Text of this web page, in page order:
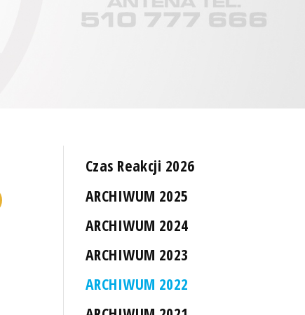
Czas Reakcji 2026
ARCHIWUM 2025
ARCHIWUM 2024
ARCHIWUM 2023
ARCHIWUM 2022